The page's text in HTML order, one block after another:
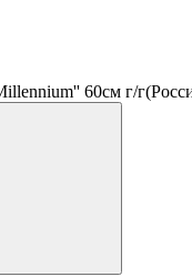
60см г/